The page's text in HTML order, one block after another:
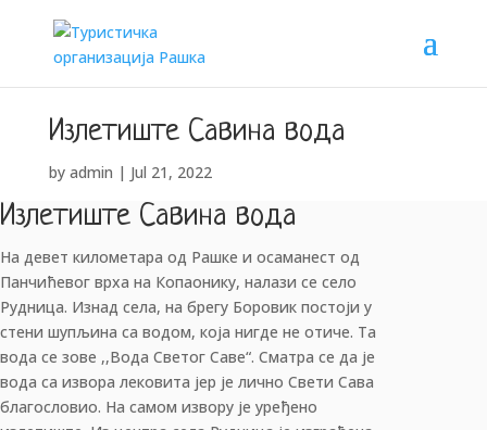
Излетиште Савина вода
by admin | Jul 21, 2022
Излетиште Савина вода
На девет километара од Рашке и осаманест од
Панчићевог врха на Копаонику, налази се село
Рудница. Изнад села, на брегу Боровик постоји у
стени шупљина са водом, која нигде не отиче. Та
вода се зове ,,Вода Светог Саве“. Сматра се да је
вода са извора лековита јер је лично Свети Сава
благословио. На самом извору је уређено